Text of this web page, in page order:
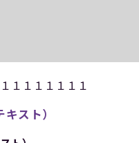
１１１１１１１
スト）